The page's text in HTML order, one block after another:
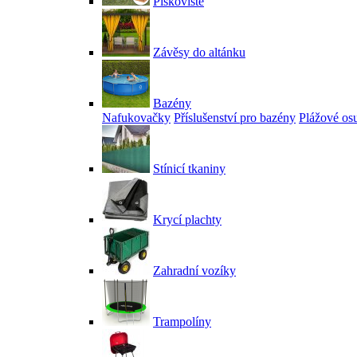
Závěsy do altánku
Bazény
Nafukovačky Příslušenství pro bazény Plážové
Stínicí tkaniny
Krycí plachty
Zahradní vozíky
Trampolíny